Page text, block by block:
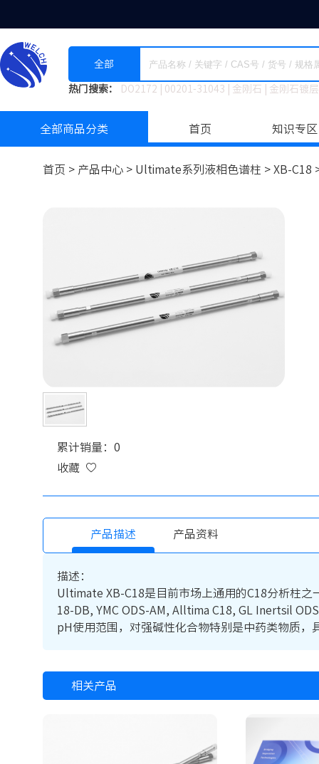
全部
热门搜索： DO2172 00201-31043 金刚石 金刚石镀
全部商品分类 首页 知识专区
首页 > 产品中心 > Ultimate系列液相色谱柱 > XB-C18
累计销量：0
收藏
产品描述 产品资料
描述：
Ultimate XB-C18是目前市场上通用的C18分析柱
18-DB, YMC ODS-AM, Alltima C18, GL Inertsil
pH使用范围，对强碱性化合物特别是中药类物质，
相关产品